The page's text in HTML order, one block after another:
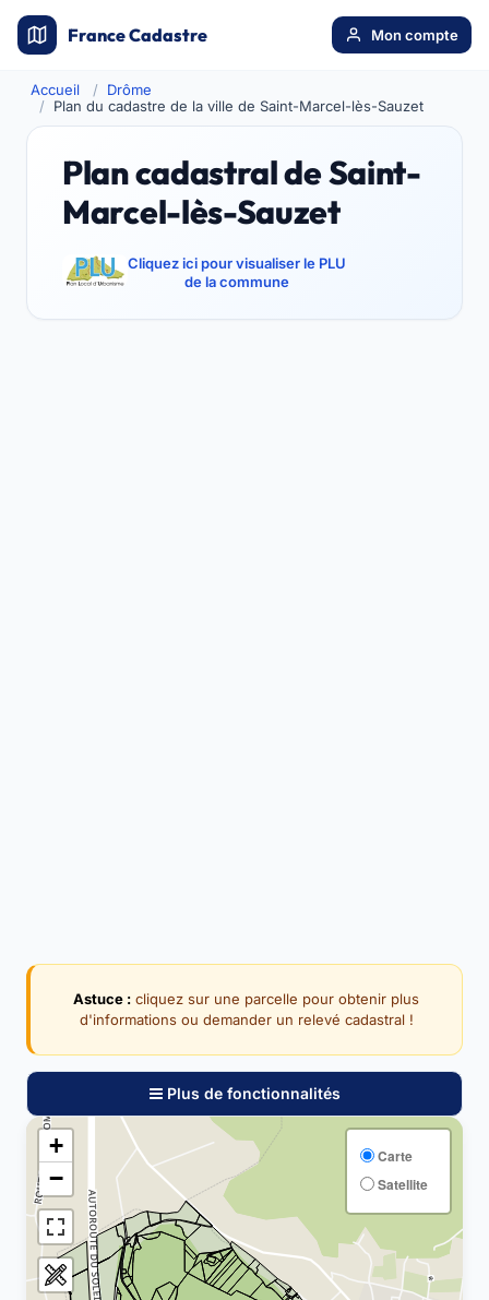
France Cadastre Mon compte
Accueil
Drôme
Plan du cadastre de la ville de Saint-Marcel-lès-Sauzet
Plan cadastral de Saint-
Marcel-lès-Sauzet
Cliquez ici pour visualiser le PLU
de la commune
Astuce : cliquez sur une parcelle pour obtenir plus
d'informations ou demander un relevé cadastral !
Plus de fonctionnalités
+
−
Carte
Satellite